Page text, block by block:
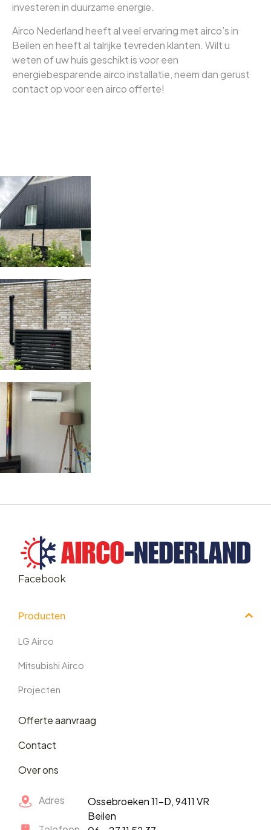
investeren in duurzame energie.
Airco Nederland heeft al veel ervaring met airco’s in
Beilen en heeft al talrijke tevreden klanten. Wilt u
weten of uw huis geschikt is voor een
energiebesparende airco installatie, neem dan gerust
contact op voor een airco offerte!
Facebook
Producten
LG Airco
Mitsubishi Airco
Projecten
Offerte aanvraag
Contact
Over ons
Adres
Ossebroeken 11-D, 9411 VR
Beilen